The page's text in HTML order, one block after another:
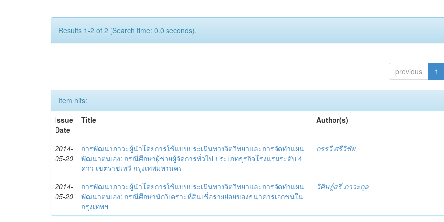
Results 1-2 of 2 (Search time: 0.0 seconds).
previous 1
Item hits:
Issue
Date
Title Author(s)
2014-
05-20
การพัฒนาภาวะผู้นำโดยการใช้แบบประเมินทางจิตวิทยาและการจัดทำแผน
พัฒนาตนเอง: กรณีศึกษาผู้ช่วยผู้จัดการทั่วไป ประเภทธุรกิจโรงแรมระดับ 4
ดาว เขตราชเทวี กรุงเทพมหานคร
กรรวี ศรีวิชัย
2014-
05-20
การพัฒนาภาวะผู้นำโดยการใช้แบบประเมินทางจิตวิทยาและการจัดทำแผน
พัฒนาตนเอง: กรณีศึกษานักวิเคราะห์สินเชื่อรายย่อยของธนาคารเอกชนใน
กรุงเทพฯ
วิศิษฎ์สรี ภาวะกุล